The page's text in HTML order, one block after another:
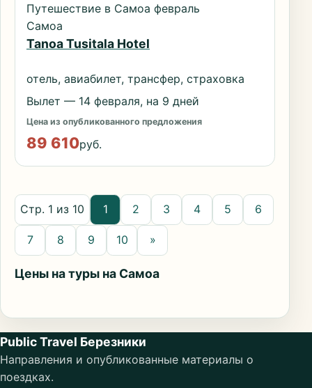
Путешествие в Самоа февраль
Самоа
Tanoa Tusitala Hotel
отель, авиабилет, трансфер, страховка
Вылет — 14 февраля, на 9 дней
Цена из опубликованного предложения
89 610руб.
Стр. 1 из 10 1 2 3 4 5 6
7 8 9 10 »
Цены на туры на Самоа
Public Travel Березники
Направления и опубликованные материалы о
поездках.